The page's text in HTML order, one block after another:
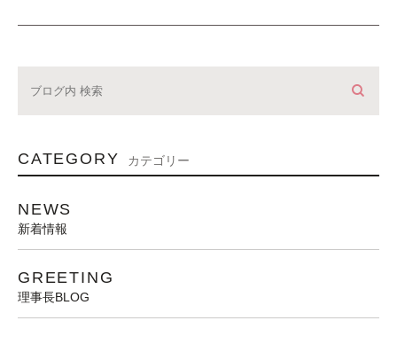
CATEGORY カテゴリー
NEWS
新着情報
GREETING
理事長BLOG